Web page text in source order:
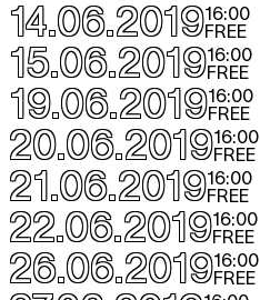
14.06.201916:00
FREE
15.06.201916:00
FREE
19.06.201916:00
FREE
20.06.201916:00
FREE
21.06.201916:00
FREE
22.06.201916:00
FREE
26.06.201916:00
FREE